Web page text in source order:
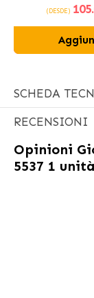
(DESDE) 105
SCHEDA
RECENSIONI
Opinioni
5537 1